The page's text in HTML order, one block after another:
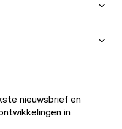
nieuwsbrief en
in